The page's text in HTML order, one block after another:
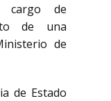
cargo de
de una
de
de Estado